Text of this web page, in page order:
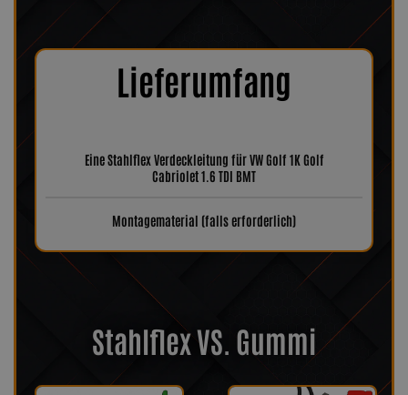
Lieferumfang
Eine Stahlflex Verdeckleitung für VW Golf 1K Golf
Cabriolet 1.6 TDI BMT
Montagematerial (falls erforderlich)
Stahlflex VS. Gummi